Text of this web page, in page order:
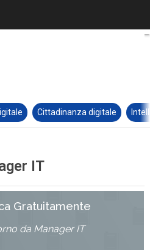
Cittadinanza digitale
IT
Gratuitamente
da Manager IT